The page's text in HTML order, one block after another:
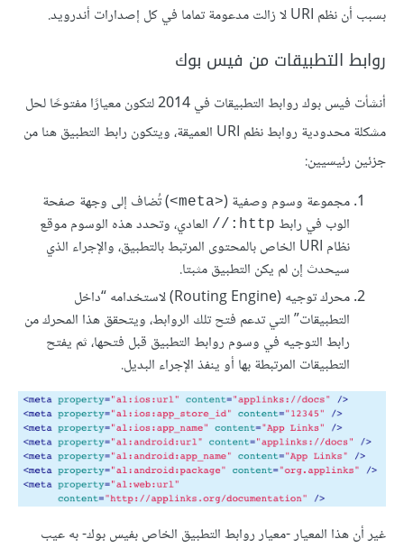
بسبب أن نظم URI لا زالت مدعومة تماما في كل إصدارات أندرويد.
روابط التطبيقات من فيس بوك
أنشأت فيس بوك روابط التطبيقات في 2014 لتكون معيارًا مفتوحًا لحل
مشكلة محدودية روابط نظم URI العميقة، ويتكون رابط التطبيق هنا من
جزئين رئيسيين:
مجموعة وسوم وصفية (<meta>
) تُضاف إلى وجهة صفحة
الوب في رابط http://
العادي، وتحدد هذه الوسوم موقع
نظام URI الخاص بالمحتوى المرتبط بالتطبيق، والإجراء الذي
سيحدث إن لم يكن التطبيق مثبتا.
محرك توجيه (Routing Engine) لاستخدامه “داخل
التطبيقات” التي تدعم فتح تلك الروابط، ويتحقق هذا المحرك من
رابط التوجيه في وسوم روابط التطبيق قبل فتحها، ثم يفتح
التطبيقات المرتبطة بها أو ينفذ الإجراء البديل.
غير أن هذا المعيار -معيار روابط التطبيق الخاص بفيس بوك- به عيب